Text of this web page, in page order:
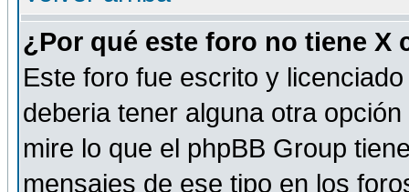
¿Por qué este foro no tiene X
Este foro fue escrito y
deberia tener alguna otra
mire lo que el phpBB Group
mensajes de ese tipo en los